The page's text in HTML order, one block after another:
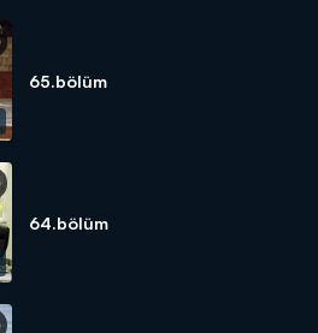
65.bölüm
64.bölüm